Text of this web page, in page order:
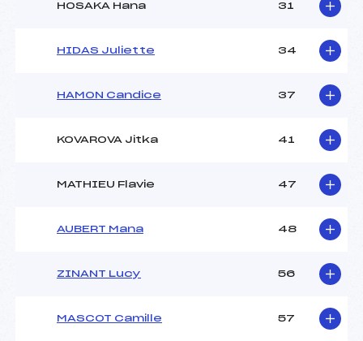
HOSAKA Hana 31
HIDAS Juliette 34
HAMON Candice 37
KOVAROVA Jitka 41
MATHIEU Flavie 47
AUBERT Mana 48
ZINANT Lucy 56
MASCOT Camille 57